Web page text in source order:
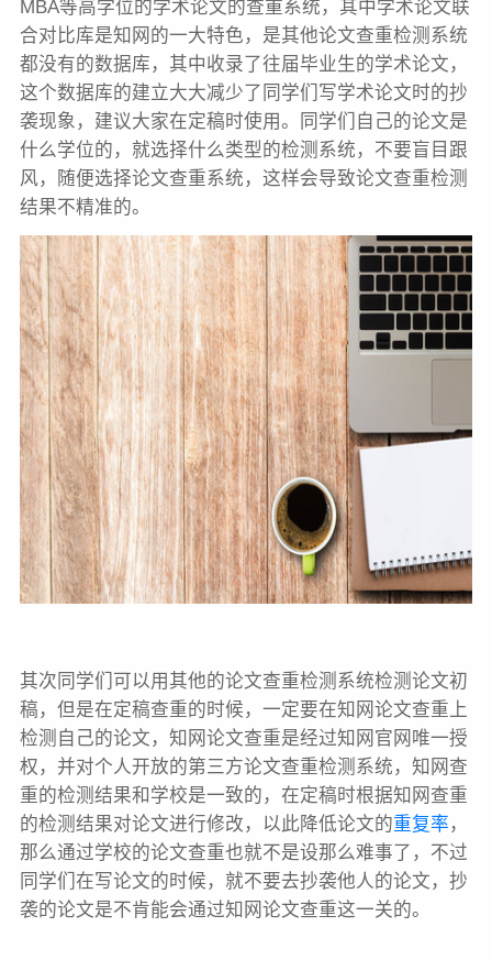
MBA等高学位的学术论文的查重系统，其中学术论文联
合对比库是知网的一大特色，是其他论文查重检测系统
都没有的数据库，其中收录了往届毕业生的学术论文，
这个数据库的建立大大减少了同学们写学术论文时的抄
袭现象，建议大家在定稿时使用。同学们自己的论文是
什么学位的，就选择什么类型的检测系统，不要盲目跟
风，随便选择论文查重系统，这样会导致论文查重检测
结果不精准的。
其次同学们可以用其他的论文查重检测系统检测论文初
稿，但是在定稿查重的时候，一定要在知网论文查重上
检测自己的论文，知网论文查重是经过知网官网唯一授
权，并对个人开放的第三方论文查重检测系统，知网查
重的检测结果和学校是一致的，在定稿时根据知网查重
的检测结果对论文进行修改，以此降低论文的重复率 ，
那么通过学校的论文查重也就不是设那么难事了，不过
同学们在写论文的时候，就不要去抄袭他人的论文，抄
袭的论文是不肯能会通过知网论文查重这一关的。